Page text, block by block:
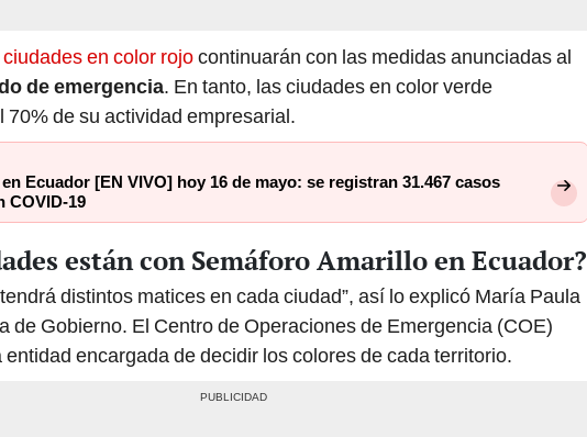
ciudades en color rojocontinuarán con las medidas anunciadas al
de emergencia. En tanto, las ciudades en color verde
70% de su actividad empresarial.
Ecuador [EN VIVO] hoy 16 de mayo: se registran 31.467 casos
COVID-19
están con Semáforo Amarillo en Ecuador?
tendrá distintos matices en cada ciudad”, así lo explicó María Paula
de Gobierno. El Centro de Operaciones de Emergencia (COE)
entidad encargada de decidir los colores de cada territorio.